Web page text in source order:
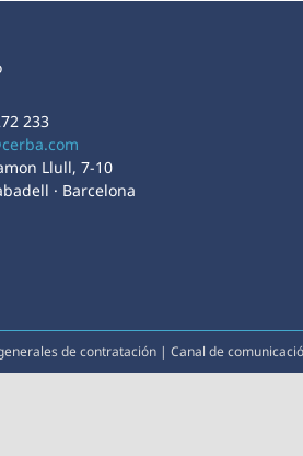
233
Llull, 7-10
· Barcelona
de contratación | Canal de